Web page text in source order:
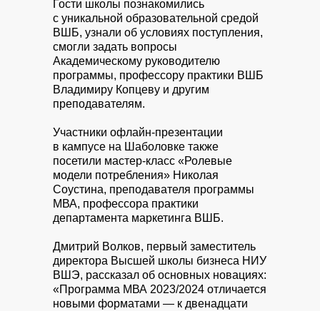
Гости школы познакомились
с уникальной образовательной средой
ВШБ, узнали об условиях поступления,
смогли задать вопросы
Академическому руководителю
программы, профессору практики ВШБ
Владимиру Копцеву и другим
преподавателям.
Участники офлайн-презентации
в кампусе на Шаболовке также
посетили мастер-класс «Ролевые
модели потребления» Николая
Соустина, преподавателя программы
МВА, профессора практики
департамента маркетинга ВШБ.
Дмитрий Волков, первый заместитель
директора Высшей школы бизнеса НИУ
ВШЭ, рассказал об основных новациях:
«Программа МВА 2023/2024 отличается
новыми форматами — к двенадцати